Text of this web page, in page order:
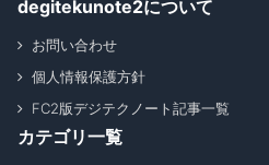
degitekunote2について
お問い合わせ
個人情報保護方針
FC2版デジテクノート記事一覧
カテゴリ一覧